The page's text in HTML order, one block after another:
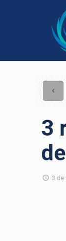
3
3 de